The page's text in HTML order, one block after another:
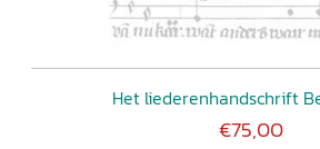
Het liederenhandschrift
€75,00